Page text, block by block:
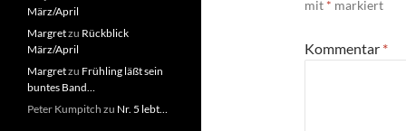
mit * markiert
Kommentar *
März/April
Margretzu Rückblick
März/April
Margretzu Frühling läßt sein
buntes Band…
Peter Kumpitch zu Nr. 5 lebt…